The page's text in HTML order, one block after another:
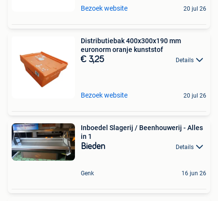
Bezoek website 20 jul 26
Distributiebak 400x300x190 mm
euronorm oranje kunststof
€ 3,25 Details
Bezoek website 20 jul 26
Inboedel Slagerij / Beenhouwerij - Alles
in 1
Bieden Details
Genk 16 jun 26